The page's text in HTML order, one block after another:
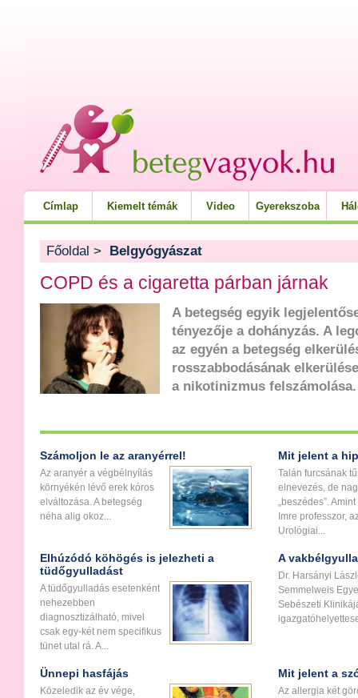
Címlap Kiemelt témák Video Gyerekszoba
Főoldal > Belgyógyászat
COPD és a cigaretta párban járnak
A betegség egyik
tényezője a dohányzás. A
az egyén a betegség
rosszabbodásának
a nikotinizmus felszámolása.
Számoljon le az aranyérrel!
Az aranyér a végbélnyílás
környékén lévő erek kóros
elváltozása. A betegség
néha alig okoz...
Mit jelent a
Talán furcsának
elnevezés, de
„beszédes”.
Imre professzor,
Urológiai...
Elhúzódó köhögés is jelezheti a
tüdőgyulladást
A tüdőgyulladás esetenként
nehezebben
diagnosztizálható, mivel
csak egy-két nem specifikus
tünet utal rá. A...
A
Dr. Harsányi
Semmelweis
Sebészeti
Ünnepi hasfájás
Közeledik az év vége,
Mit jelent a
Az allergia két